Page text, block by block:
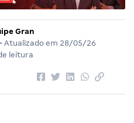
Gran
• Atualizado em 28/05/26
leitura